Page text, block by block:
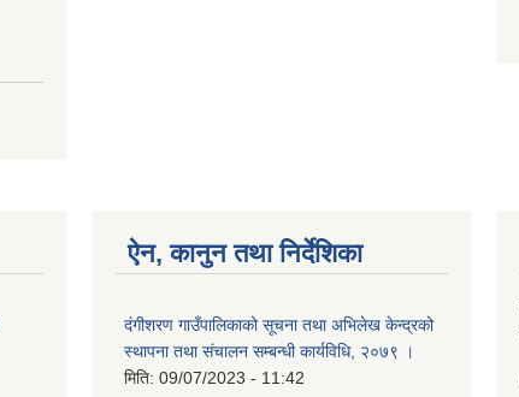
ऐन, कानुन तथा निर्देशिका
दंगीशरण गाउँपालिकाको सूचना तथा अभिलेख केन्द्रको
स्थापना तथा संचालन सम्बन्धी कार्यविधि, २०७९ ।
मिति: 09/07/2023 - 11:42